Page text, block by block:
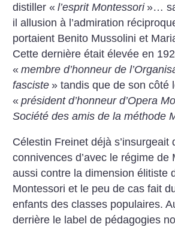
distiller « l’esprit Montessori »…
il allusion à l’admiration
portaient Benito Mussolini et
Cette dernière était élevée en
« membre d’honneur de
fasciste » tandis que de son côté
« président d’honneur d’Opera
Société des amis de la méthode
Célestin Freinet déjà s’insurgeait
connivences d’avec le régime de
aussi contre la dimension élitiste
Montessori et le peu de cas fait
enfants des classes populaires.
derrière le label de pédagogies